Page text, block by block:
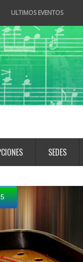
ULTIMOS EVENTOS
SEDES